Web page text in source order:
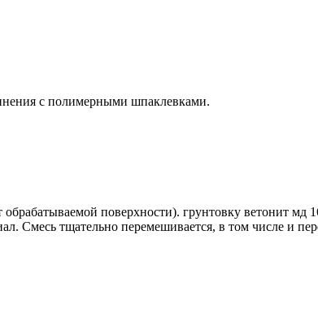
с полимерными шпаклевками.
поверхности). грунтовку ветонит мд
Смесь тщательно перемешивается, в том числе и